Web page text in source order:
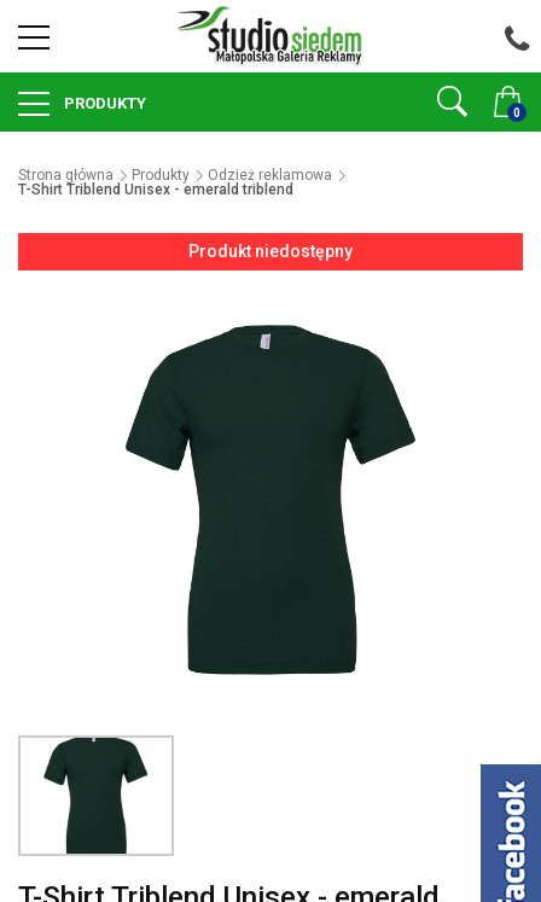
0
PRODUKTY
Strona główna Produkty
Odzież reklamowa
T-Shirt Triblend Unisex - emerald triblend
Produkt niedostępny